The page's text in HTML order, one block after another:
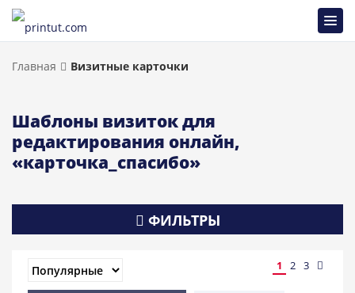
Главная Визитные карточки
Шаблоны визиток для
редактирования онлайн,
«карточка_спасибо»
ФИЛЬТРЫ
1 2 3